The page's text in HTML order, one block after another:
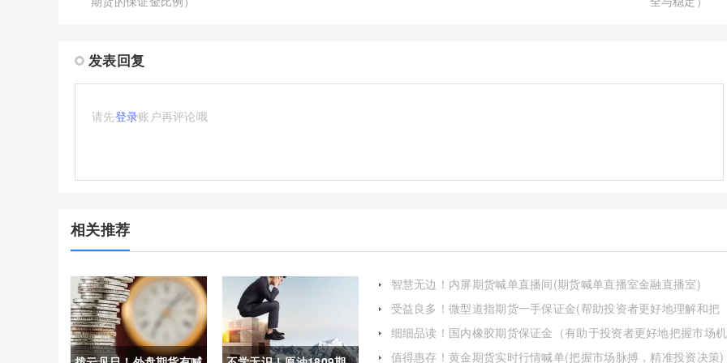
发表回复
请先登录账户再评论哦
相关推荐
智慧无边！内屏期货喊单直播间(期货喊单直播室金融直播室)
受益良多！微型道指期货一手保证金(帮助投资者更好地理解和把
握这一投资工具)
细细品读！国内橡胶期货保证金（有助于投资者更好地把握市场机
会并降低投资风险）
值得惠存！黄金期货实时行情喊单(把握市场脉搏，精准投资决策)